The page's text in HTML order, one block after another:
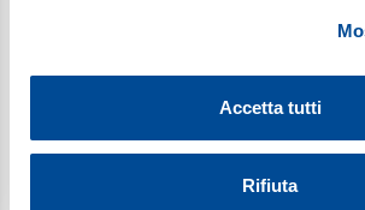
Approfondisci come vengono elaborati i
dalla Dichiarazione sui cookie.
Utilizziamo i cookie per personalizzare
Accetta tutti
Rifiuta
condividere la vita familiare di ogni giorno (
selezione di fatti e storie da discutere in
Fermati a pensare in un mondo che corre
newsletter settimanale di Gutenberg,